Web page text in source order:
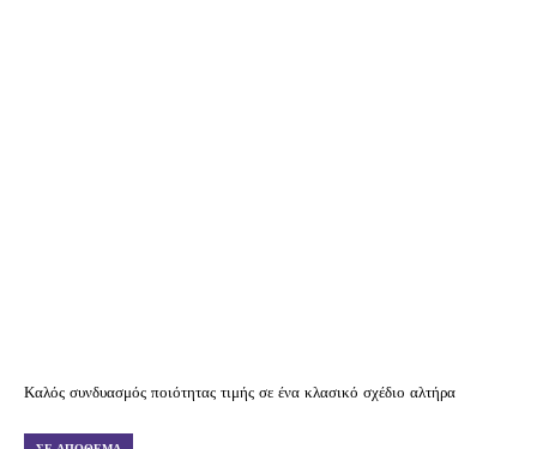
Καλός συνδυασμός ποιότητας τιμής σε ένα κλασικό σχέδιο αλτήρα